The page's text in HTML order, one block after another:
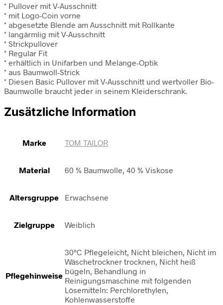
* Pullover mit V-Ausschnitt
* mit Logo-Coin vorne
* abgesetzte Blende am Ausschnitt mit Rollkante
* langärmlig mit V-Ausschnitt
* Strickpullover
* Regular Fit
* erhältlich in Unifarben und Melange-Optik
* aus Baumwoll-Strick
* Diesen Basic Pullover mit V-Ausschnitt und wertvoller Bio-
Baumwolle braucht jeder in seinem Kleiderschrank.
Zusätzliche Information
Marke TOM TAILOR
Material 60 % Baumwolle, 40 % Viskose
Altersgruppe Erwachsene
Zielgruppe Weiblich
Pflegehinweise
30°C Pflegeleicht, Nicht bleichen, Nicht im
Wäschetrockner trocknen, Nicht heiß
bügeln, Behandlung in
Reinigungsmaschine mit folgenden
Lösemitteln: Perchlorethylen,
Kohlenwasserstoffe